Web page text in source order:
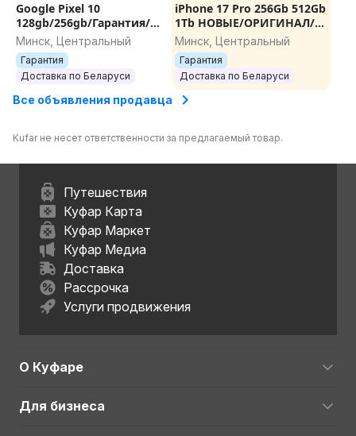
Google Pixel 10
128gb/256gb/Гарантия/
Доставка
Минск, Центральный
Гарантия
Доставка по Беларуси
iPhone 17 Pro 256Gb 512Gb
1Tb НОВЫЕ/ОРИГИНАЛ/
ГАРАНТИЯ./ПОДАРКИ
Минск, Центральный
Гарантия
Доставка по Беларуси
Все объявления продавца
Kufar не несет ответственности за предлагаемый товар.
Путешествия
Куфар Карта
Куфар Маркет
Куфар Медиа
Доставка
Рассрочка
Услуги продвижения
О Куфаре
Для бизнеса